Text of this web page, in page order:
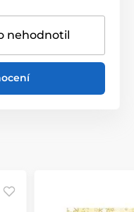
nehodnotil